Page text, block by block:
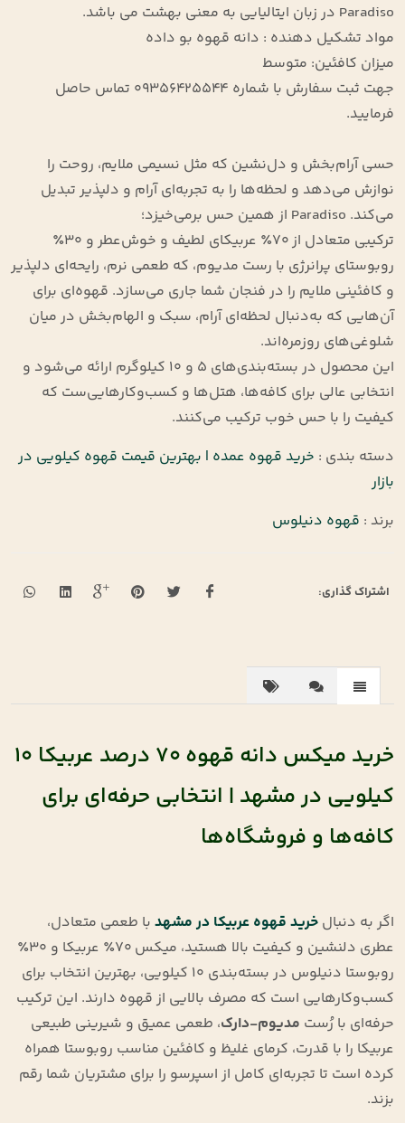
Paradiso در زبان ایتالیایی به معنی بهشت می باشد.
مواد تشکیل دهنده : دانه قهوه بو داده
میزان کافئین: متوسط
جهت ثبت سفارش با شماره 09356425544 تماس حاصل
فرمایید.
حسی آرام‌بخش و دل‌نشین که مثل نسیمی ملایم، روحت را
نوازش می‌دهد و لحظه‌ها را به تجربه‌ای آرام و دلپذیر تبدیل
می‌کند. Paradiso از همین حس برمی‌خیزد؛
ترکیبی متعادل از ۷۰٪ عربیکای لطیف و خوش‌عطر و ۳۰٪
روبوستای پرانرژی با رست مدیوم، که طعمی نرم، رایحه‌ای دلپذیر
و کافئینی ملایم را در فنجان شما جاری می‌سازد. قهوه‌ای برای
آن‌هایی که به‌دنبال لحظه‌ای آرام، سبک و الهام‌بخش در میان
شلوغی‌های روزمره‌اند.
این محصول در بسته‌بندی‌های ۵ و ۱۰ کیلوگرم ارائه می‌شود و
انتخابی عالی برای کافه‌ها، هتل‌ها و کسب‌وکارهایی‌ست که
کیفیت را با حس خوب ترکیب می‌کنند.
دسته بندی : خرید قهوه عمده | بهترین قیمت قهوه کیلویی در
بازار
برند : قهوه دنیلوس
اشتراک گذاری:
خرید میکس دانه قهوه ۷۰ درصد عربیکا ۱۰
کیلویی در مشهد | انتخابی حرفه‌ای برای
کافه‌ها و فروشگاه‌ها
اگر به دنبال خرید قهوه عربیکا در مشهد با طعمی متعادل،
عطری دلنشین و کیفیت بالا هستید، میکس ۷۰٪ عربیکا و ۳۰٪
روبوستا دنیلوس در بسته‌بندی ۱۰ کیلویی، بهترین انتخاب برای
کسب‌وکارهایی است که مصرف بالایی از قهوه دارند. این ترکیب
حرفه‌ای با رُست مدیوم-دارک، طعمی عمیق و شیرینی طبیعی
عربیکا را با قدرت، کرمای غلیظ و کافئین مناسب روبوستا همراه
کرده است تا تجربه‌ای کامل از اسپرسو را برای مشتریان شما رقم
بزند.